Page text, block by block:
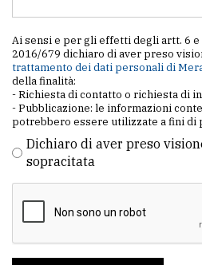
Ai sensi e per gli effetti degli artt. 6 e
2016/679 dichiaro di aver preso
trattamento dei dati personali di
della finalità:
- Richiesta di contatto o richiesta di
- Pubblicazione: le informazioni
potrebbero essere utilizzate a fini di
Dichiaro di aver preso
sopracitata